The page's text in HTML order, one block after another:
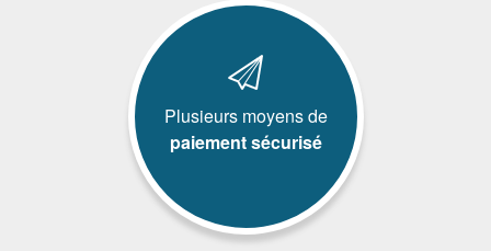
Plusieurs moyens de
paiement sécurisé